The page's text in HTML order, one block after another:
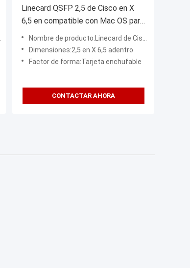
Linecard QSFP 2,5 de Cisco en X
6,5 en compatible con Mac OS para
el establecimiento de una red de
alta velocidad de Data Center
Nombre de producto:Linecard de Cisco
Dimensiones:2,5 en X 6,5 adentro
Factor de forma:Tarjeta enchufable
CONTACTAR AHORA